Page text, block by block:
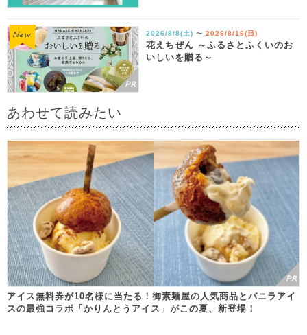
2026/8/8(土) 〜 2026/8/16(日)
花えちぜん ～ふるさとふくいのお
いしいを贈る～
あわせて読みたい
アイス無料券が10名様に当たる！御素麺屋の人気商品とバニラアイ
スの最強コラボ「かりんとうアイス」がこの夏、新登場！